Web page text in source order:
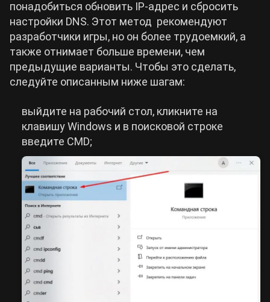
понадобиться обновить IP-адрес и сбросить
настройки DNS. Этот метод рекомендуют
разработчики игры, но он более трудоемкий, а
также отнимает больше времени, чем
предыдущие варианты. Чтобы это сделать,
следуйте описанным ниже шагам:
выйдите на рабочий стол, кликните на
клавишу Windows и в поисковой строке
введите CMD;